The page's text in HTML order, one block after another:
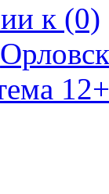
к (0)
12+